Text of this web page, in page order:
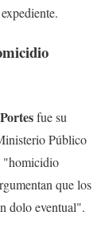
fue su
Público
"homicidio
que los
dolo eventual".